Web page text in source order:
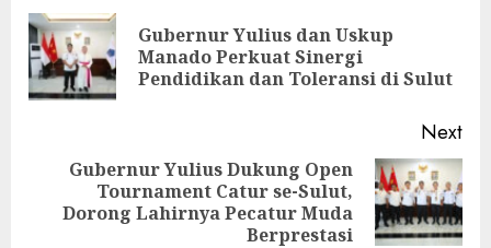
navigationGubernur Yulius dan Uskup
Manado Perkuat Sinergi
Pendidikan dan Toleransi di Sulut
Next
post:
Gubernur Yulius Dukung Open
Tournament Catur se-Sulut,
Dorong Lahirnya Pecatur Muda
Berprestasi